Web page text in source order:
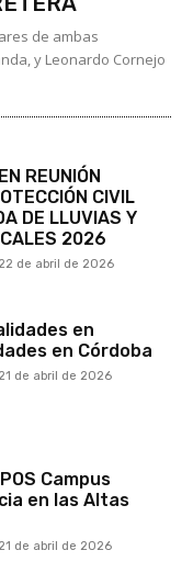
de ambas
y Leonardo Cornejo
REUNIÓN
CIVIL
DE LLUVIAS Y
2026
22 de abril de 2026
en
en Córdoba
21 de abril de 2026
Campus
en las Altas
21 de abril de 2026